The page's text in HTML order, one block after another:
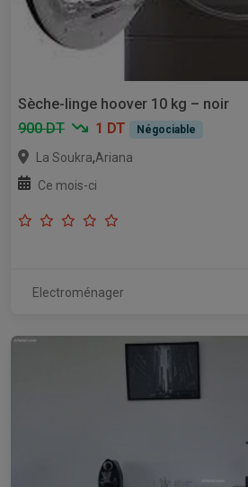
Sèche-linge hoover 10 kg – noir
900 DT
1 DT Négociable
La Soukra,Ariana
Ce mois-ci
Electroménager